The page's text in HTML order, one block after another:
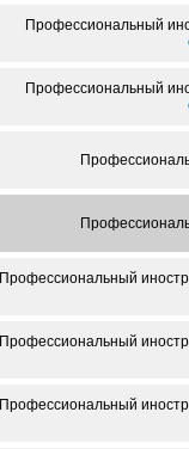
Профессиональный
Профессиональный
Профессиональный
Профессиональный
Профессиональный